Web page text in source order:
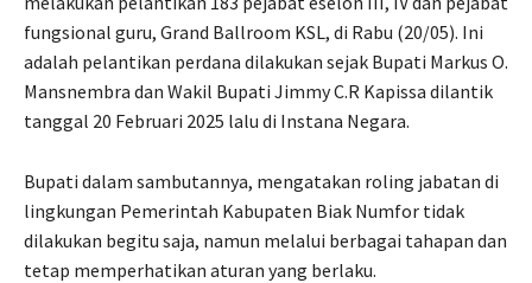
fungsional guru, Grand Ballroom KSL, di Rabu (20/05). Ini
adalah pelantikan perdana dilakukan sejak Bupati Markus O.
Mansnembra dan Wakil Bupati Jimmy C.R Kapissa dilantik
tanggal 20 Februari 2025 lalu di Instana Negara.
Bupati dalam sambutannya, mengatakan roling jabatan di
lingkungan Pemerintah Kabupaten Biak Numfor tidak
dilakukan begitu saja, namun melalui berbagai tahapan dan
tetap memperhatikan aturan yang berlaku.